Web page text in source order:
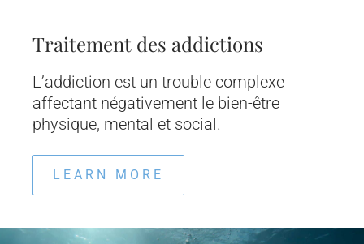
Traitement des addictions
L’addiction est un trouble complexe
affectant négativement le bien-être
physique, mental et social.
LEARN MORE